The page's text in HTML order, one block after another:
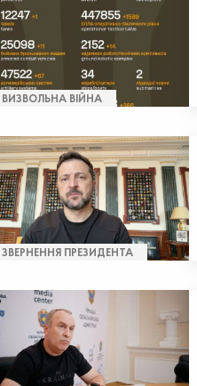
ВИЗВОЛЬНА ВІЙНА
ЗВЕРНЕННЯ ПРЕЗИДЕНТА